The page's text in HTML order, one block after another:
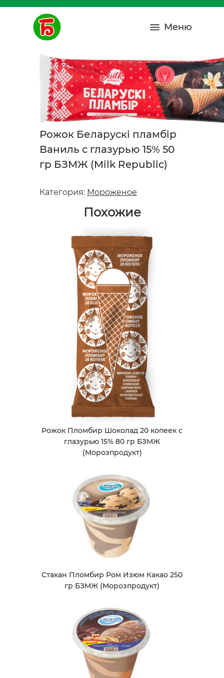
Меню
Рожок Беларускi пламбiр
Ваниль с глазурью 15% 50
гр БЗМЖ (Milk Republic)
Категория: Мороженое
Похожие
Рожок Пломбир Шоколад 20 копеек с
глазурью 15% 80 гр БЗМЖ
(Морозпродукт)
Стакан Пломбир Ром Изюм Какао 250
гр БЗМЖ (Морозпродукт)